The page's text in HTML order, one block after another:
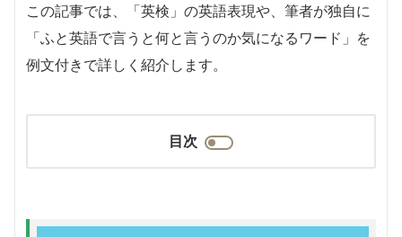
この記事では、「英検」の英語表現や、筆者が独自に
「ふと英語で言うと何と言うのか気になるワード」を
例文付きで詳しく紹介します。
目次